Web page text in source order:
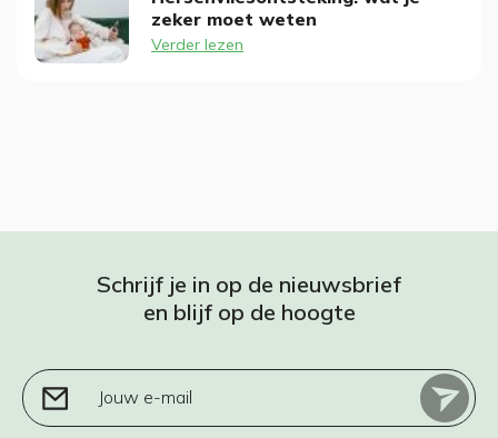
zeker moet weten
Verder lezen
Schrijf je in op de nieuwsbrief
en blijf op de hoogte
Jouw e-mail